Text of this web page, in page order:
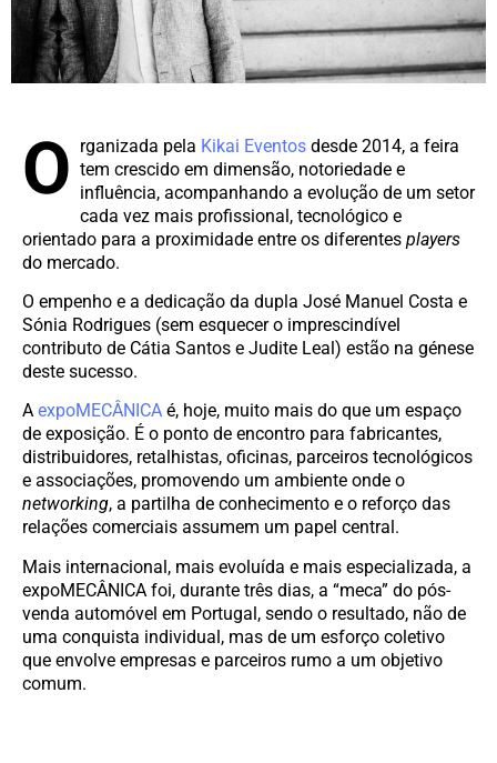
O rganizada pela Kikai Eventos desde 2014, a feira
tem crescido em dimensão, notoriedade e
influência, acompanhando a evolução de um setor
cada vez mais profissional, tecnológico e
orientado para a proximidade entre os diferentes players
do mercado.
O empenho e a dedicação da dupla José Manuel Costa e
Sónia Rodrigues (sem esquecer o imprescindível
contributo de Cátia Santos e Judite Leal) estão na génese
deste sucesso.
A expoMECÂNICA é, hoje, muito mais do que um espaço
de exposição. É o ponto de encontro para fabricantes,
distribuidores, retalhistas, oficinas, parceiros tecnológicos
e associações, promovendo um ambiente onde o
networking, a partilha de conhecimento e o reforço das
relações comerciais assumem um papel central.
Mais internacional, mais evoluída e mais especializada, a
expoMECÂNICA foi, durante três dias, a “meca” do pós-
venda automóvel em Portugal, sendo o resultado, não de
uma conquista individual, mas de um esforço coletivo
que envolve empresas e parceiros rumo a um objetivo
comum.